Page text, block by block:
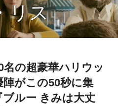
リス
名の超豪華ハリウッ
陣がこの50秒に集
ブルー きみは大丈